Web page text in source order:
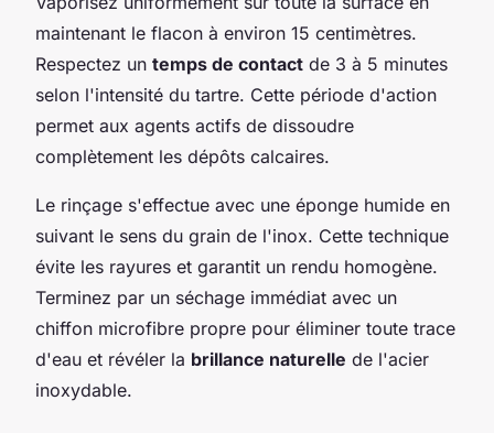
maintenant le flacon à environ 15 centimètres.
Respectez un temps de contact de 3 à 5 minutes
selon l'intensité du tartre. Cette période d'action
permet aux agents actifs de dissoudre
complètement les dépôts calcaires.
Le rinçage s'effectue avec une éponge humide en
suivant le sens du grain de l'inox. Cette technique
évite les rayures et garantit un rendu homogène.
Terminez par un séchage immédiat avec un
chiffon microfibre propre pour éliminer toute trace
d'eau et révéler la brillance naturelle de l'acier
inoxydable.